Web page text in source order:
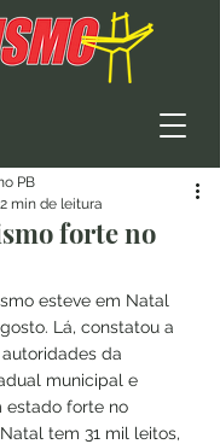
forte no
PB
2 min de leitura
esteve em Natal
Lá, constatou a
da
municipal e
estado forte no
tem 31 mil leitos,